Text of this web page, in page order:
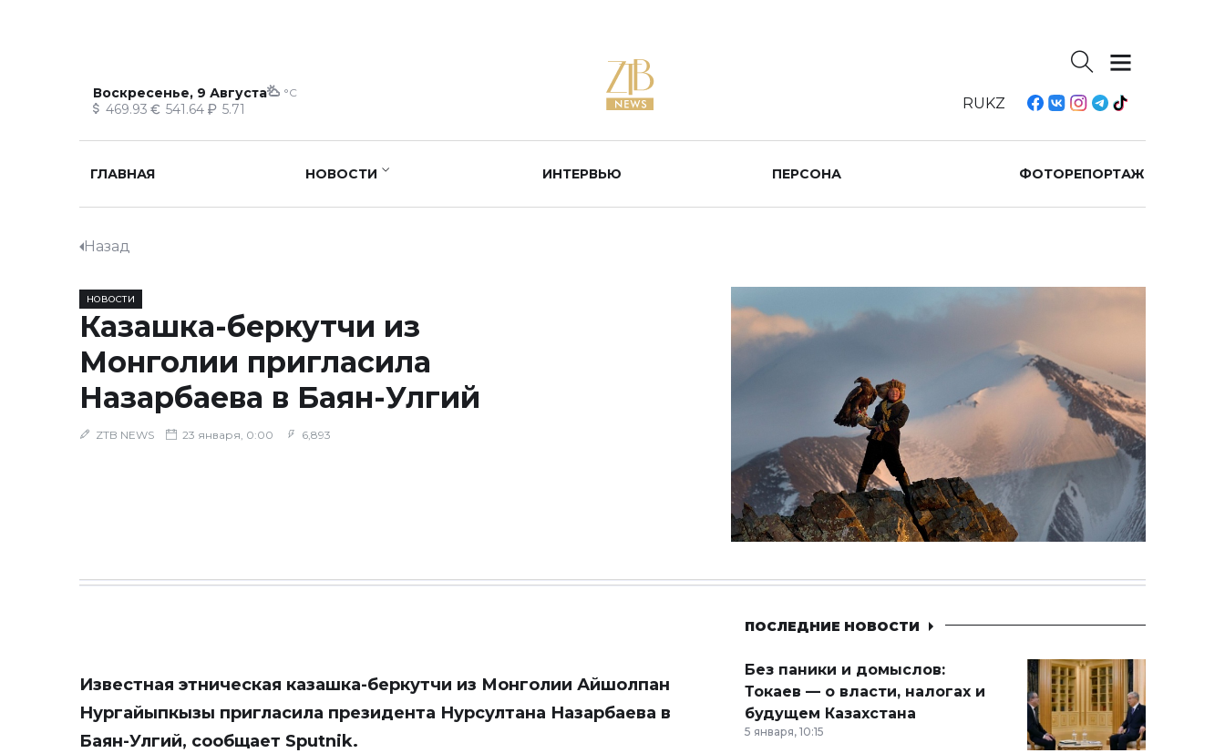
Воскресенье, 9 Августа °C
469.93 541.64 5.71 RUKZ
ГЛАВНАЯ НОВОСТИ ИНТЕРВЬЮ ПЕРСОНА ФОТОРЕПОРТАЖ
Назад
НОВОСТИ
Казашка-беркутчи из
Монголии пригласила
Назарбаева в Баян-Улгий
ZTB NEWS 23 января, 0:00 6,893
Известная этническая казашка-беркутчи из Монголии Айшолпан
Нургайыпкызы пригласила президента Нурсултана Назарбаева в
Баян-Улгий, сообщает Sputnik.
ПОСЛЕДНИЕ НОВОСТИ
Без паники и домыслов:
Токаев — о власти, налогах и
будущем Казахстана
5 января, 10:15